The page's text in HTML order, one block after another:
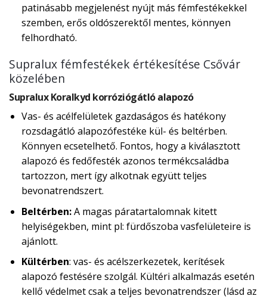
patinásabb megjelenést nyújt más fémfestékekkel
szemben, erős oldószerektől mentes, könnyen
felhordható.
Supralux fémfestékek értékesítése Csővár
közelében
Supralux Koralkyd korróziógátló alapozó
Vas- és acélfelületek gazdaságos és hatékony
rozsdagátló alapozófestéke kül- és beltérben.
Könnyen ecsetelhető. Fontos, hogy a kiválasztott
alapozó és fedőfesték azonos termékcsaládba
tartozzon, mert így alkotnak együtt teljes
bevonatrendszert.
Beltérben:A magas páratartalomnak kitett
helyiségekben, mint pl: fürdőszoba vasfelületeire is
ajánlott.
Kültérben: vas- és acélszerkezetek, kerítések
alapozó festésére szolgál. Kültéri alkalmazás esetén
kellő védelmet csak a teljes bevonatrendszer (lásd az